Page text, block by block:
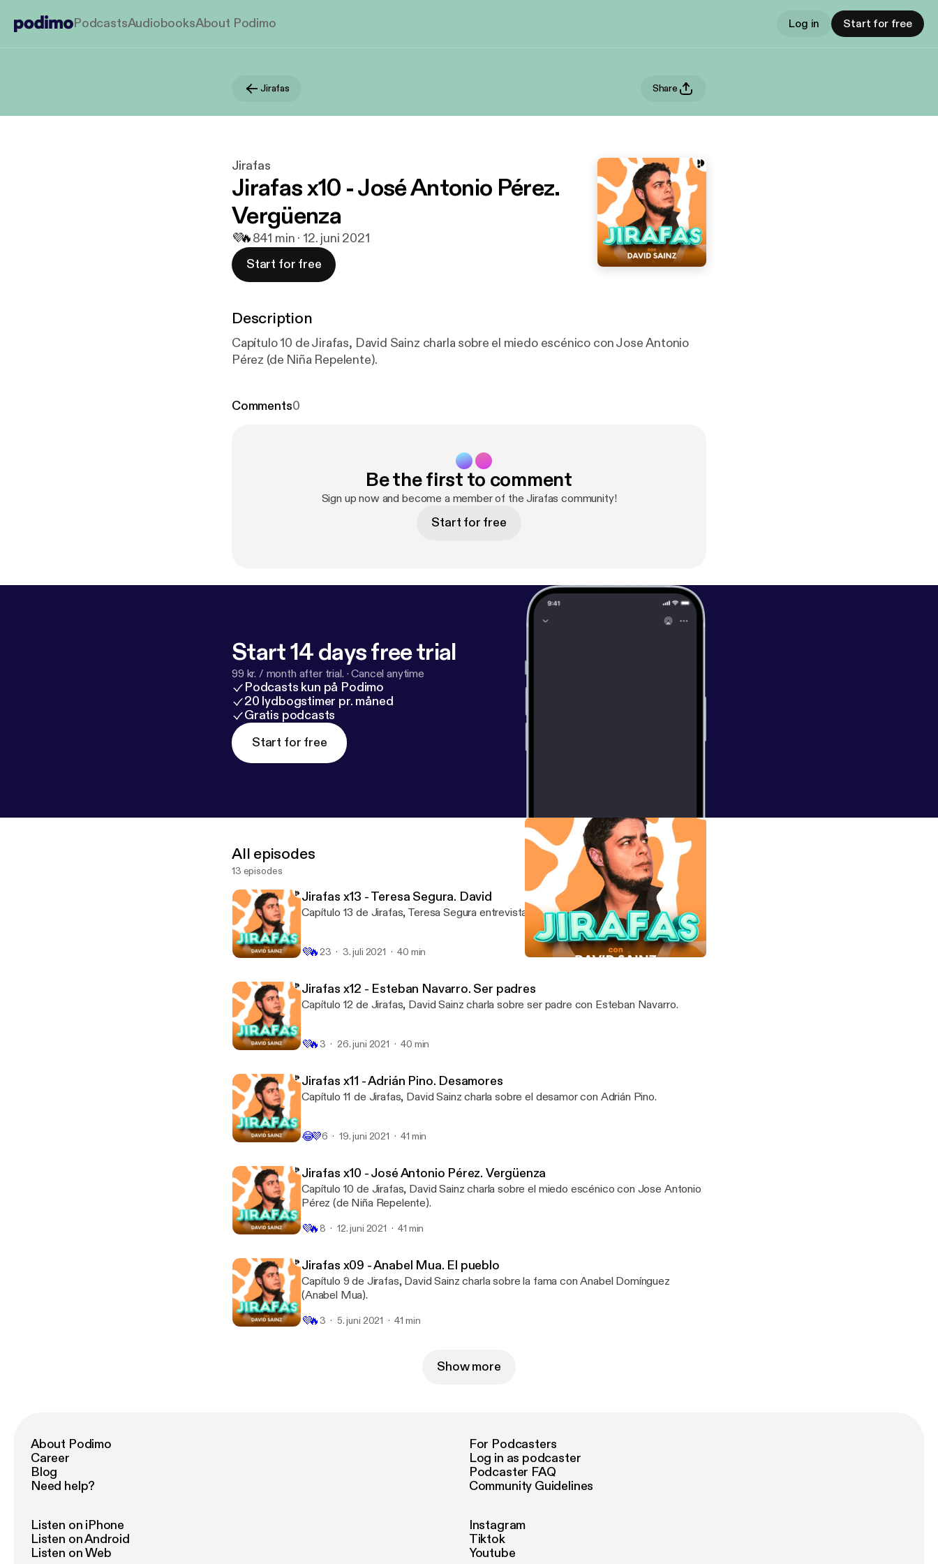
PodcastsAudiobooksAbout Podimo Log in Start for free
Jirafas Share
Jirafas
Jirafas x10 - José Antonio Pérez.
Vergüenza
💜🔥841 min · 12. juni 2021
Start for free
Description
Capítulo 10 de Jirafas, David Sainz charla sobre el miedo escénico con Jose Antonio
Pérez (de Niña Repelente).
Comments0
Be the first to comment
Sign up now and become a member of the Jirafas community!
Start for free
Start 14 days free trial
99 kr. / month after trial. ·Cancel anytime
Podcasts kun på Podimo
20 lydbogstimer pr. måned
Gratis podcasts
Start for free
All episodes
13 episodes
Jirafas x13 - Teresa Segura. David
Capítulo 13 de Jirafas, Teresa Segura entrevista a David Sainz.
💜🔥 23 3. juli 2021 40 min
Jirafas x12 - Esteban Navarro. Ser padres
Capítulo 12 de Jirafas, David Sainz charla sobre ser padre con Esteban Navarro.
💜🔥 3 26. juni 2021 40 min
Jirafas x11 - Adrián Pino. Desamores
Capítulo 11 de Jirafas, David Sainz charla sobre el desamor con Adrián Pino.
😂💜6 19. juni 2021 41 min
Jirafas x10 - José Antonio Pérez. Vergüenza
Capítulo 10 de Jirafas, David Sainz charla sobre el miedo escénico con Jose Antonio
Pérez (de Niña Repelente).
💜🔥8 12. juni 2021 41 min
Jirafas x09 - Anabel Mua. El pueblo
Capítulo 9 de Jirafas, David Sainz charla sobre la fama con Anabel Domínguez
(Anabel Mua).
💜🔥 3 5. juni 2021 41 min
Show more
About Podimo
Career
Blog
Need help?
For Podcasters
Log in as podcaster
Podcaster FAQ
Community Guidelines
Listen on iPhone
Listen on Android
Listen on Web
Instagram
Tiktok
Youtube